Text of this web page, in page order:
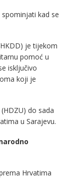
kad se
je tijekom
pomoć u
isključivo
koji je
(HDZU) do sada
u Sarajevu.
Hrvatima